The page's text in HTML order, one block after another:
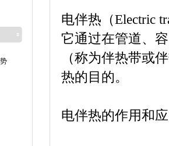
电伴热（Electric
它通过在管道、
（称为伴热带或
热的目的。
电伴热的作用和